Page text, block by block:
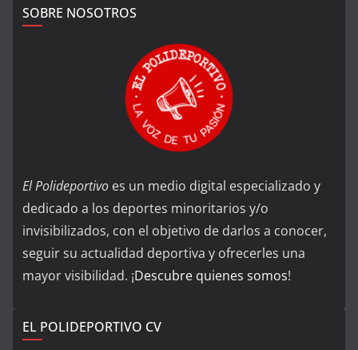
SOBRE NOSOTROS
El Polideportivo es un medio digital especializado y
dedicado a los deportes minoritarios y/o
invisibilizados, con el objetivo de darlos a conocer,
seguir su actualidad deportiva y ofrecerles una
mayor visibilidad. ¡Descubre quienes somos!
EL POLIDEPORTIVO CV